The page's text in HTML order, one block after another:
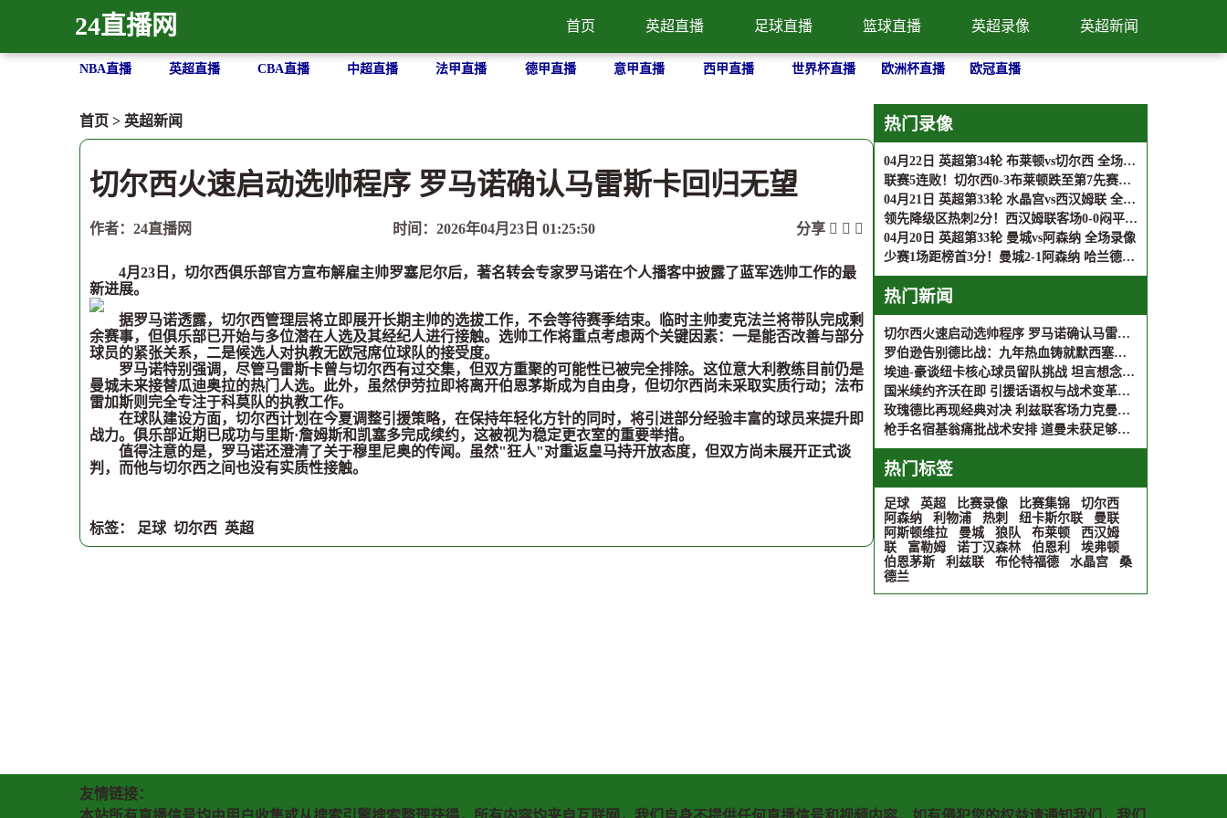
24直播网 首页 英超直播 足球直播 篮球直播 英超录像 英超新闻
NBA直播 英超直播 CBA直播 中超直播 法甲直播 德甲直播 意甲直播 西甲直播 世界杯直播 欧洲杯直播 欧冠直播
首页 > 英超新闻
切尔西火速启动选帅程序 罗马诺确认马雷斯卡回归无望
作者：24直播网 时间：2026年04月23日 01:25:50 分享
4月23日，切尔西俱乐部官方宣布解雇主帅罗塞尼尔后，著名转会专家罗马诺在个人播客中披露了蓝军选帅工作的最
新进展。
据罗马诺透露，切尔西管理层将立即展开长期主帅的选拔工作，不会等待赛季结束。临时主帅麦克法兰将带队完成剩
余赛事，但俱乐部已开始与多位潜在人选及其经纪人进行接触。选帅工作将重点考虑两个关键因素：一是能否改善与部分
球员的紧张关系，二是候选人对执教无欧冠席位球队的接受度。
罗马诺特别强调，尽管马雷斯卡曾与切尔西有过交集，但双方重聚的可能性已被完全排除。这位意大利教练目前仍是
曼城未来接替瓜迪奥拉的热门人选。此外，虽然伊劳拉即将离开伯恩茅斯成为自由身，但切尔西尚未采取实质行动；法布
雷加斯则完全专注于科莫队的执教工作。
在球队建设方面，切尔西计划在今夏调整引援策略，在保持年轻化方针的同时，将引进部分经验丰富的球员来提升即
战力。俱乐部近期已成功与里斯·詹姆斯和凯塞多完成续约，这被视为稳定更衣室的重要举措。
值得注意的是，罗马诺还澄清了关于穆里尼奥的传闻。虽然"狂人"对重返皇马持开放态度，但双方尚未展开正式谈
判，而他与切尔西之间也没有实质性接触。
标签： 足球 切尔西 英超
热门录像
04月22日 英超第34轮 布莱顿vs切尔西 全场录像
联赛5连败！切尔西0-3布莱顿跌至第7先赛距前五7分 卡迪奥卢闪击
04月21日 英超第33轮 水晶宫vs西汉姆联 全场录像
领先降级区热刺2分！西汉姆联客场0-0闷平水晶宫 萨尔进球被吹
04月20日 英超第33轮 曼城vs阿森纳 全场录像
少赛1场距榜首3分！曼城2-1阿森纳 哈兰德制胜谢尔基哈弗茨破门
热门新闻
切尔西火速启动选帅程序 罗马诺确认马雷斯卡回归无望
罗伯逊告别德比战：九年热血铸就默西塞德传奇
埃迪-豪谈纽卡核心球员留队挑战 坦言想念吉马良斯赛场特质
国米续约齐沃在即 引援话语权与战术变革成焦点
玫瑰德比再现经典对决 利兹联客场力克曼联 维迪奇现身观战
枪手名宿基翁痛批战术安排 道曼未获足够支持致败伯恩茅斯
热门标签
足球 英超 比赛录像 比赛集锦
切尔西
阿森纳
利物浦 热刺 纽卡斯尔联
曼联
阿斯顿维拉
曼城 狼队 布莱顿
西汉姆
联
富勒姆 诺丁汉森林 伯恩利
埃弗顿
伯恩茅斯
利兹联 布伦特福德 水晶宫
桑
德兰
友情链接：